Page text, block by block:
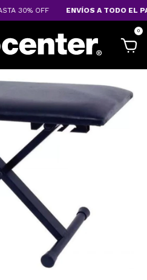
30% OFF ENVÍOS A TODO EL
0